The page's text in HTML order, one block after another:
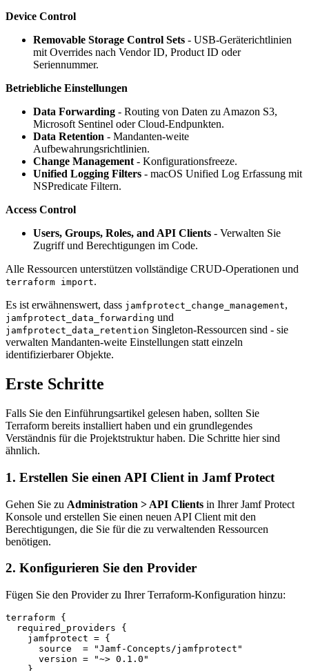
Device Control
Removable Storage Control Sets - USB-Geräterichtlinien
mit Overrides nach Vendor ID, Product ID oder
Seriennummer.
Betriebliche Einstellungen
Data Forwarding - Routing von Daten zu Amazon S3,
Microsoft Sentinel oder Cloud-Endpunkten.
Data Retention - Mandanten-weite
Aufbewahrungsrichtlinien.
Change Management - Konfigurationsfreeze.
Unified Logging Filters - macOS Unified Log Erfassung mit
NSPredicate Filtern.
Access Control
Users, Groups, Roles, and API Clients - Verwalten Sie
Zugriff und Berechtigungen im Code.
Alle Ressourcen unterstützen vollständige CRUD-Operationen und
terraform import.
Es ist erwähnenswert, dass jamfprotect_change_management,
jamfprotect_data_forwarding und
jamfprotect_data_retention Singleton-Ressourcen sind - sie
verwalten Mandanten-weite Einstellungen statt einzeln
identifizierbarer Objekte.
Erste Schritte
Falls Sie den Einführungsartikel gelesen haben, sollten Sie
Terraform bereits installiert haben und ein grundlegendes
Verständnis für die Projektstruktur haben. Die Schritte hier sind
ähnlich.
1. Erstellen Sie einen API Client in Jamf Protect
Gehen Sie zu Administration > API Clients in Ihrer Jamf Protect
Konsole und erstellen Sie einen neuen API Client mit den
Berechtigungen, die Sie für die zu verwaltenden Ressourcen
benötigen.
2. Konfigurieren Sie den Provider
Fügen Sie den Provider zu Ihrer Terraform-Konfiguration hinzu:
terraform {
  required_providers {
    jamfprotect = {
      source  = "Jamf-Concepts/jamfprotect"
      version = "~> 0.1.0"